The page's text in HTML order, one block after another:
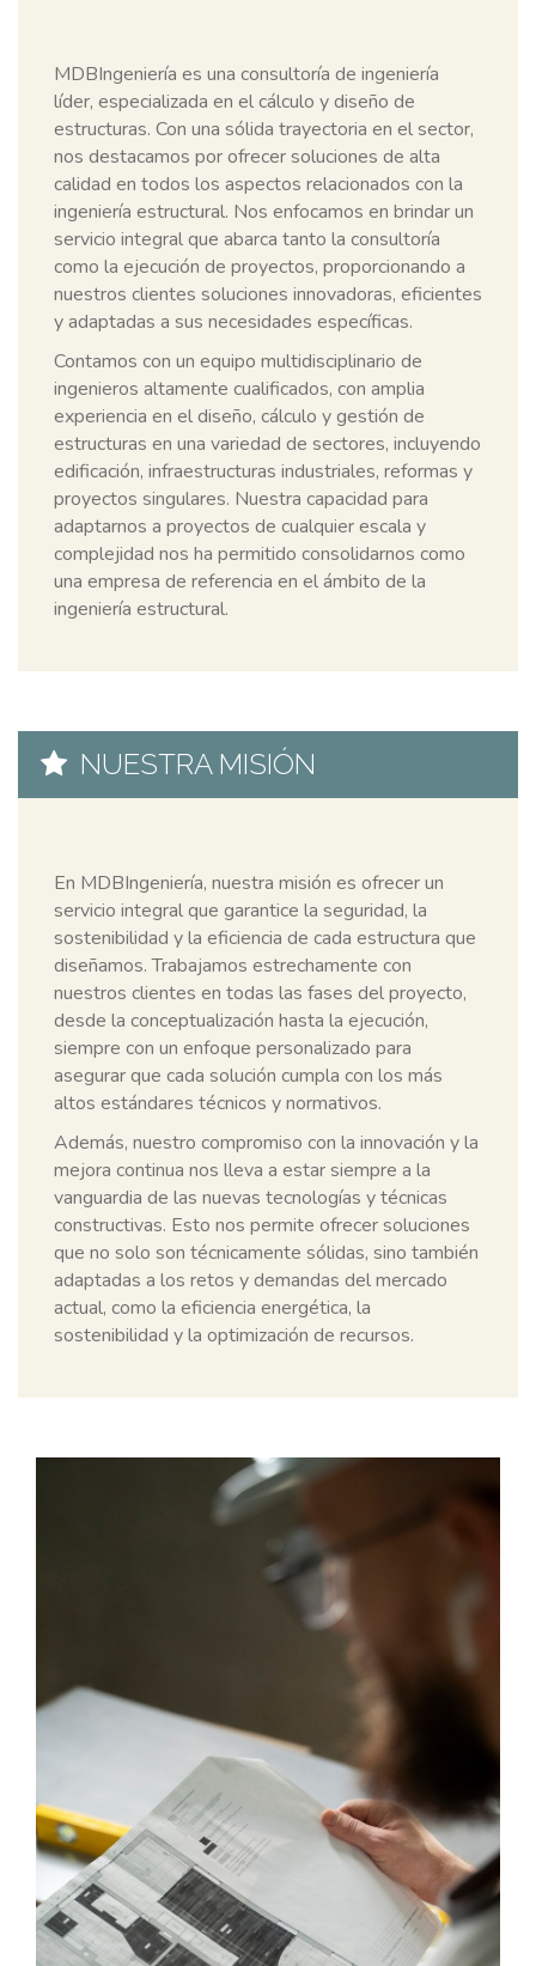
MDBIngeniería es una consultoría de ingeniería
líder, especializada en el cálculo y diseño de
estructuras. Con una sólida trayectoria en el sector,
nos destacamos por ofrecer soluciones de alta
calidad en todos los aspectos relacionados con la
ingeniería estructural. Nos enfocamos en brindar un
servicio integral que abarca tanto la consultoría
como la ejecución de proyectos, proporcionando a
nuestros clientes soluciones innovadoras, eficientes
y adaptadas a sus necesidades específicas.
Contamos con un equipo multidisciplinario de
ingenieros altamente cualificados, con amplia
experiencia en el diseño, cálculo y gestión de
estructuras en una variedad de sectores, incluyendo
edificación, infraestructuras industriales, reformas y
proyectos singulares. Nuestra capacidad para
adaptarnos a proyectos de cualquier escala y
complejidad nos ha permitido consolidarnos como
una empresa de referencia en el ámbito de la
ingeniería estructural.
NUESTRA MISIÓN
En MDBIngeniería, nuestra misión es ofrecer un
servicio integral que garantice la seguridad, la
sostenibilidad y la eficiencia de cada estructura que
diseñamos. Trabajamos estrechamente con
nuestros clientes en todas las fases del proyecto,
desde la conceptualización hasta la ejecución,
siempre con un enfoque personalizado para
asegurar que cada solución cumpla con los más
altos estándares técnicos y normativos.
Además, nuestro compromiso con la innovación y la
mejora continua nos lleva a estar siempre a la
vanguardia de las nuevas tecnologías y técnicas
constructivas. Esto nos permite ofrecer soluciones
que no solo son técnicamente sólidas, sino también
adaptadas a los retos y demandas del mercado
actual, como la eficiencia energética, la
sostenibilidad y la optimización de recursos.